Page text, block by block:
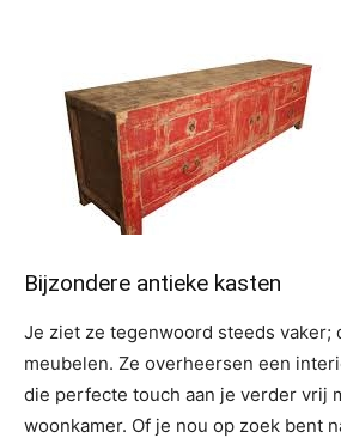
Bijzondere antieke kasten
Je ziet ze tegenwoord steeds vaker;
meubelen. Ze overheersen een
die perfecte touch aan je verder vrij
woonkamer. Of je nou op zoek bent